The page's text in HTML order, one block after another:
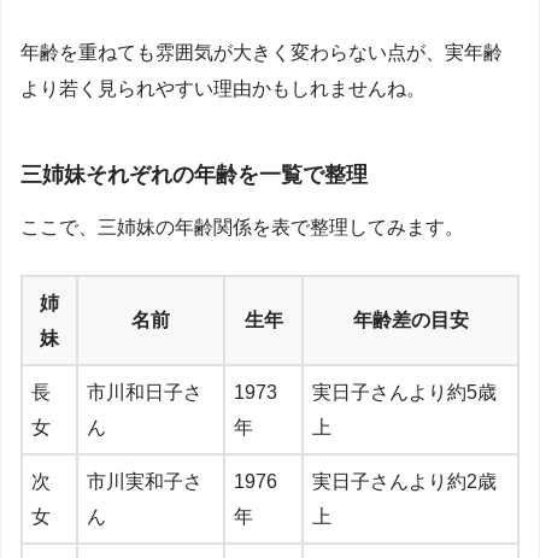
年齢を重ねても雰囲気が大きく変わらない点が、実年齢
より若く見られやすい理由かもしれませんね。
三姉妹それぞれの年齢を一覧で整理
ここで、三姉妹の年齢関係を表で整理してみます。
姉
妹
名前 生年 年齢差の目安
長
女
市川和日子さ
ん
1973
年
実日子さんより約5歳
上
次
女
市川実和子さ
ん
1976
年
実日子さんより約2歳
上